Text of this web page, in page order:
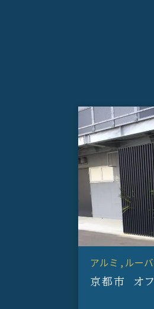
アルミ ルー
京都市 オフ